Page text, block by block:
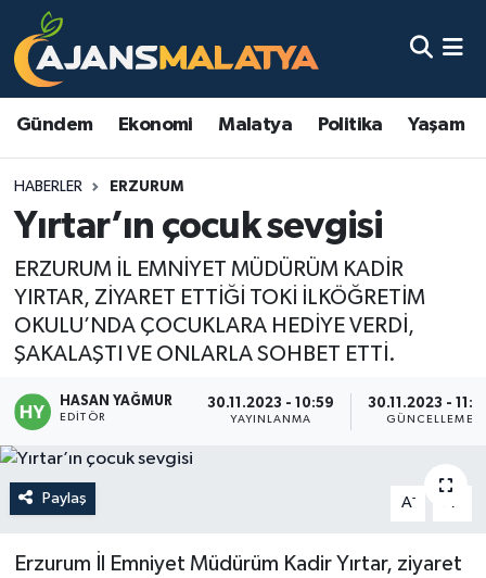
Gündem Ekonomi Malatya Politika Yaşam
HABERLER ERZURUM
Yırtar’ın çocuk sevgisi
ERZURUM İL EMNİYET MÜDÜRÜM KADİR
YIRTAR, ZİYARET ETTİĞİ TOKİ İLKÖĞRETİM
OKULU’NDA ÇOCUKLARA HEDİYE VERDİ,
ŞAKALAŞTI VE ONLARLA SOHBET ETTİ.
HASAN YAĞMUR
EDITÖR
30.11.2023 - 10:59
YAYINLANMA
30.11.2023 -
GÜNCELLEME
Paylaş A- A
Erzurum İl Emniyet Müdürüm Kadir Yırtar, ziyaret
Asayiş
Eğitim
Gündem
Kadın
Kültür & Sanat
Magazin
Malatya Nöbetçi Eczaneler
Malatya Namaz Vakitleri
Malatya Trafik Yoğunluk Haritası
TFF 3.Lig 2.Grup Puan Durumu ve Fikstür
Tüm Manşetler
Son Dakika Haberleri
Haber Arşivi